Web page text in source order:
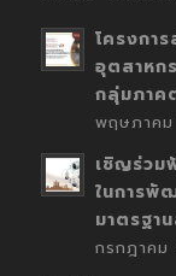
โครงกา
อุตสาหก
กลุ่มภาค
พฤษภาค
เชิญร่วม
ในการพั
มาตรฐา
กรกฎาค